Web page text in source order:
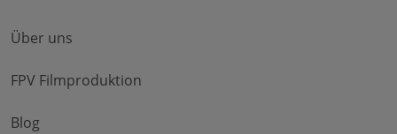
Über uns
FPV Filmproduktion
Blog